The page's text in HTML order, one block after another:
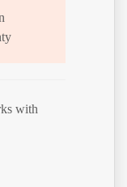
with